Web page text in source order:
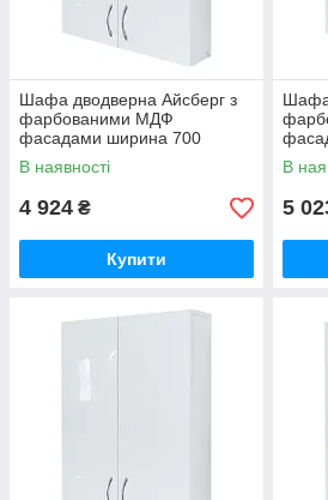
Шафа дводверна Айсберг з
фарбованими МДФ
фасадами ширина 700
МАКСІ-МЕбель (5102706)
В наявності
4 924 ₴
Купити
Шафа
В
5